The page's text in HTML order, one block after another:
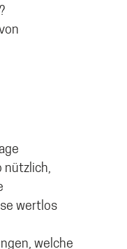
nützlich,
wertlos
welche